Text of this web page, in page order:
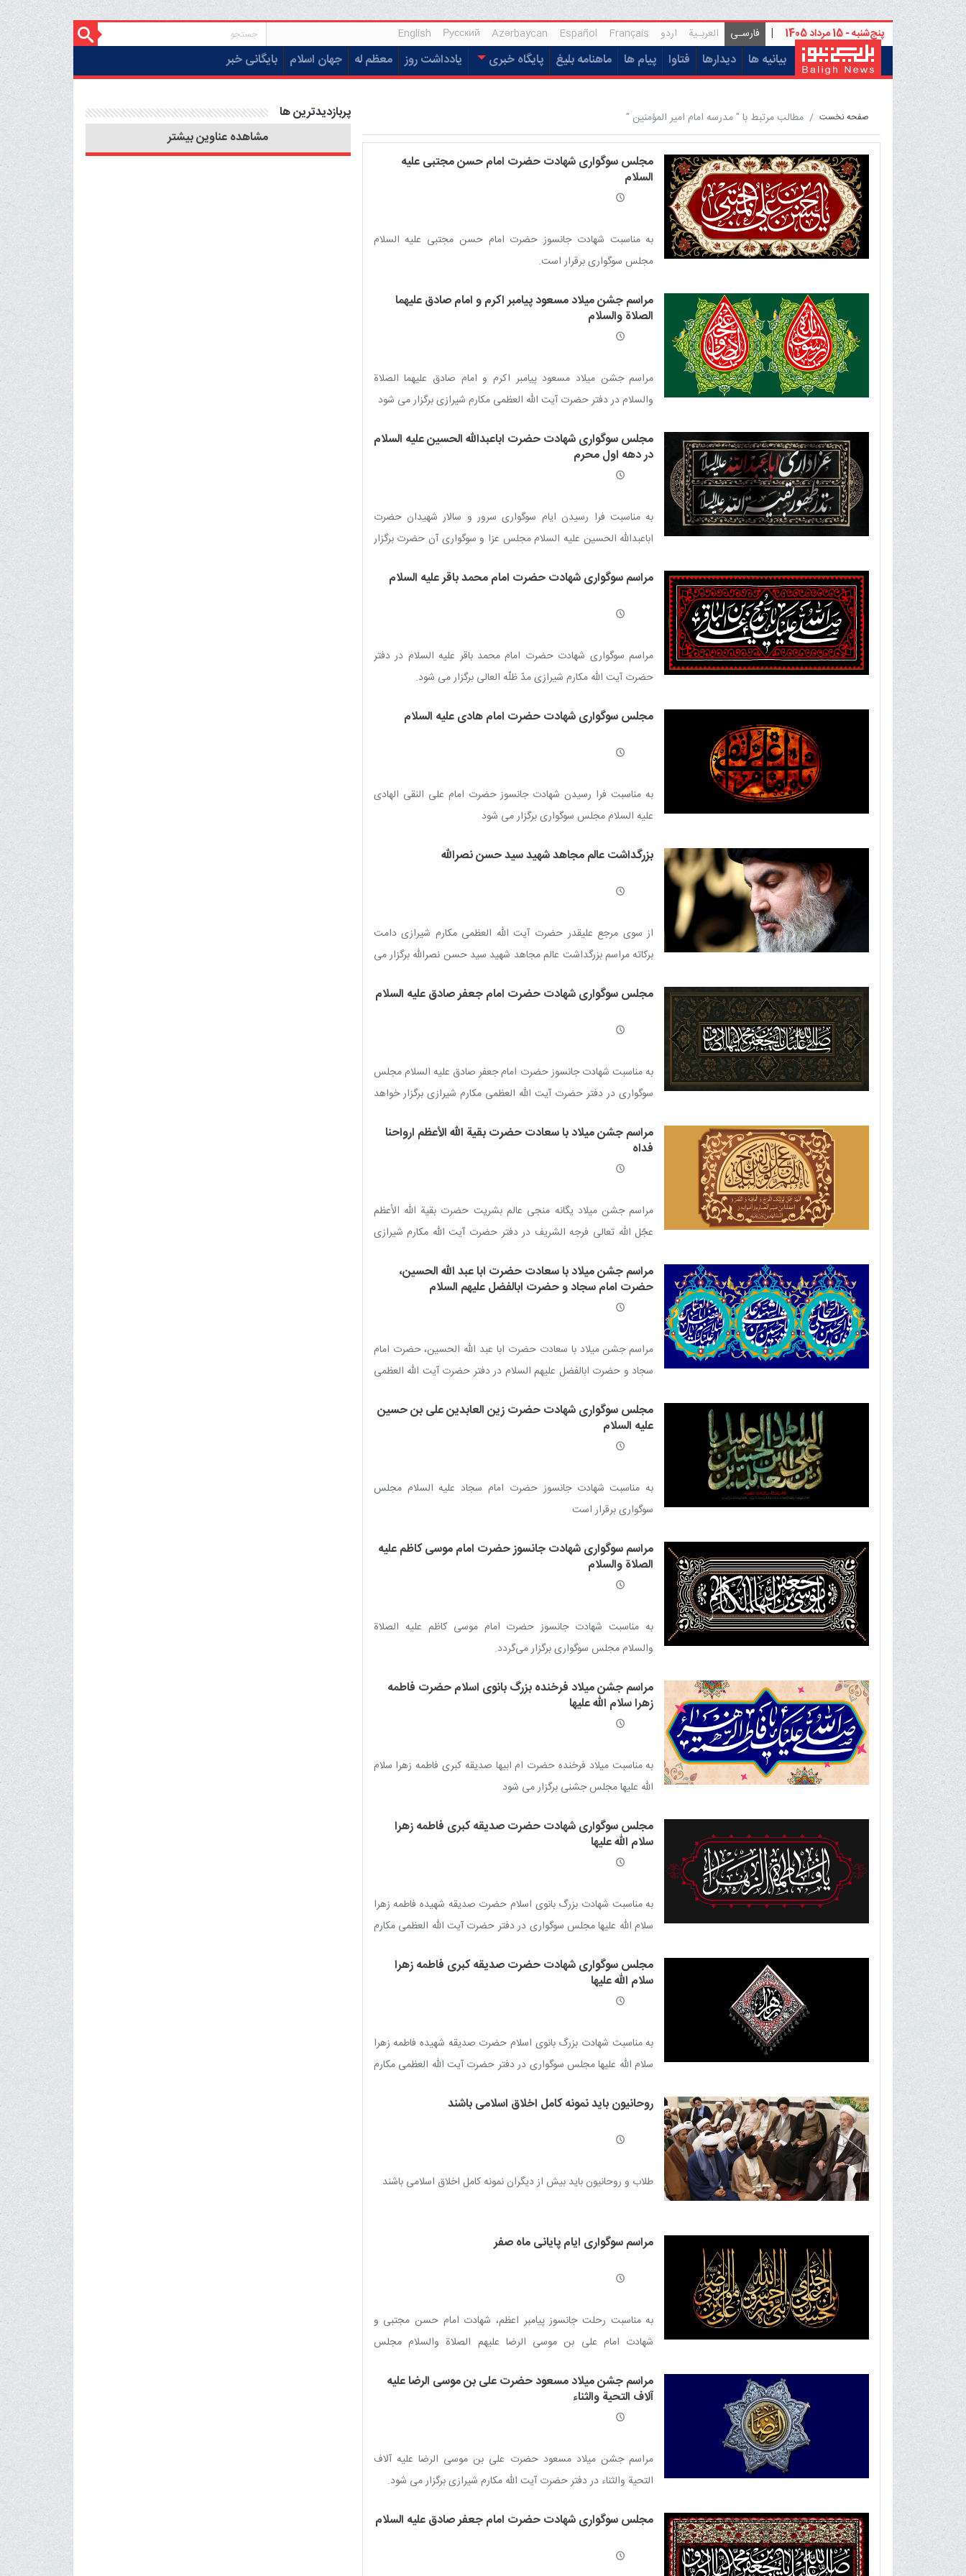
پنج‌شنبه - 15 مرداد 1405 | فارسـی العربـیة اردو Français
Español
Azərbaycan
Русский
English
بیانیه ها دیدارها فتاوا پیام ها ماهنامه بلیغ پایگاه خبری یادداشت روز معظم له جهان اسلام بایگانی خبر
صفحه نخست مطالب مرتبط با " مدرسه امام امیر المؤمنین "
مجلس سوگواری شهادت حضرت امام حسن مجتبی علیه
السلام
به مناسبت شهادت جانسوز حضرت امام حسن مجتبی علیه السلام
مجلس سوگواری برقرار است.
مراسم جشن میلاد مسعود پیامبر اکرم و امام صادق علیهما
الصلاة والسلام
مراسم جشن میلاد مسعود پیامبر اکرم و امام صادق علیهما الصلاة
والسلام در دفتر حضرت آیت الله العظمی مکارم شیرازی برگزار می شود
مجلس سوگواری شهادت حضرت اباعبدالله الحسین علیه السلام
در دهه اول محرم
به مناسبت فرا رسیدن ایام سوگواری سرور و سالار شهیدان حضرت
اباعبدالله الحسین علیه السلام مجلس عزا و سوگواری آن حضرت برگزار
مراسم سوگواری شهادت حضرت امام محمد باقر علیه السلام
مراسم سوگواری شهادت حضرت امام محمد باقر علیه السلام در دفتر
حضرت آیت الله مکارم شیرازی مدّ ظلّه العالی برگزار می شود.
مجلس سوگواری شهادت حضرت امام هادی علیه السلام
به مناسبت فرا رسیدن شهادت جانسوز حضرت امام علی النقی الهادی
علیه السلام مجلس سوگواری برگزار می شود
بزرگداشت عالم مجاهد شهید سید حسن نصرالله
از سوی مرجع علیقدر حضرت آیت الله العظمی مکارم شیرازی دامت
برکاته مراسم بزرگداشت عالم مجاهد شهید سید حسن نصرالله برگزار می
مجلس سوگواری شهادت حضرت امام جعفر صادق علیه السلام
به مناسبت شهادت جانسوز حضرت امام جعفر صادق علیه السلام مجلس
سوگواری در دفتر حضرت آیت الله العظمی مکارم شیرازی برگزار خواهد
مراسم جشن میلاد با سعادت حضرت بقیة الله الأعظم ارواحنا
فداه
مراسم جشن میلاد یگانه منجی عالم بشریت حضرت بقیة الله الأعظم
عجّل الله تعالی فرجه الشریف در دفتر حضرت آیت الله مکارم شیرازی
مراسم جشن میلاد با سعادت حضرت ابا عبد الله الحسین،
حضرت امام سجاد و حضرت ابالفضل علیهم السلام
مراسم جشن میلاد با سعادت حضرت ابا عبد الله الحسین، حضرت امام
سجاد و حضرت ابالفضل علیهم السلام در دفتر حضرت آیت الله العظمی
مجلس سوگواری شهادت حضرت زین العابدین علی بن حسین
علیه السلام
به مناسبت شهادت جانسوز حضرت امام سجاد علیه السلام مجلس
سوگواری برقرار است
مراسم سوگواری شهادت جانسوز حضرت امام موسی کاظم علیه
الصلاة والسلام
به مناسبت شهادت جانسوز حضرت امام موسی کاظم علیه الصلاة
والسلام مجلس سوگواری برگزار می‌گردد.
مراسم جشن میلاد فرخنده بزرگ بانوی اسلام حضرت فاطمه
زهرا سلام الله علیها
به مناسبت میلاد فرخنده حضرت ام ابیها صدیقه کبری فاطمه زهرا سلام
الله علیها مجلس جشنی برگزار می شود
مجلس سوگواری شهادت حضرت صدیقه کبری فاطمه زهرا
سلام الله علیها
به مناسبت شهادت بزرگ بانوی اسلام حضرت صدیقه شهیده فاطمه زهرا
سلام الله علیها مجلس سوگواری در دفتر حضرت آیت الله العظمی مکارم
مجلس سوگواری شهادت حضرت صدیقه کبری فاطمه زهرا
سلام الله علیها
به مناسبت شهادت بزرگ بانوی اسلام حضرت صدیقه شهیده فاطمه زهرا
سلام الله علیها مجلس سوگواری در دفتر حضرت آیت الله العظمی مکارم
روحانیون باید نمونه کامل اخلاق اسلامی باشند
طلاب و روحانیون باید بیش از دیگران نمونه کامل اخلاق اسلامی باشند
مراسم سوگواری ایام پایانی ماه صفر
به مناسبت رحلت جانسوز پیامبر اعظم، شهادت امام حسن مجتبی و
شهادت امام علی بن موسی الرضا علیهم الصلاة والسلام مجلس
مراسم جشن میلاد مسعود حضرت علی بن موسی الرضا علیه
آلاف التحیة والثناء
مراسم جشن میلاد مسعود حضرت علی بن موسی الرضا علیه آلاف
التحیة والثناء در دفتر حضرت آیت الله مکارم شیرازی برگزار می شود.
مجلس سوگواری شهادت حضرت امام جعفر صادق علیه السلام
پربازدیدترین ها
مشاهده عناوین بیشتر